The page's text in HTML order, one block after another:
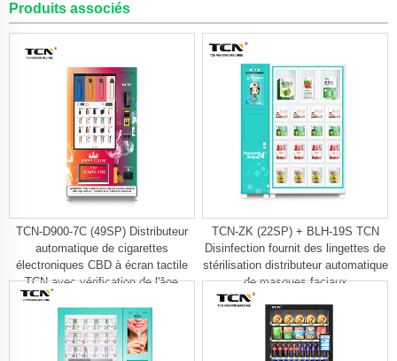
Produits associés
TCN-D900-7C (49SP) Distributeur
automatique de cigarettes
électroniques CBD à écran tactile
TCN avec vérification de l'âge
TCN-ZK (22SP) + BLH-19S TCN
Disinfection fournit des lingettes de
stérilisation distributeur automatique
de masques faciaux